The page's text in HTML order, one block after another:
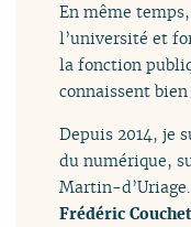
En même
l’université et
la fonction
connaissent
Depuis 2014, je
du numérique,
Martin-d’Uriage.
Frédéric